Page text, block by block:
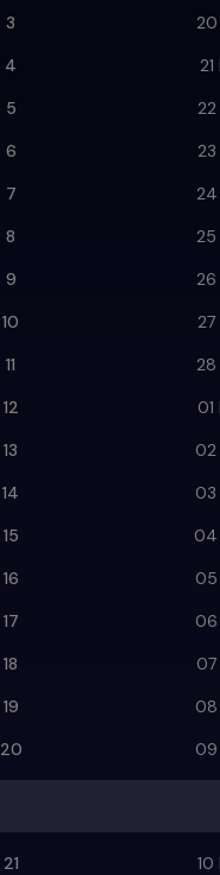
3
20
4
5
22
6
23
7
24
8
25
9
26
10
27
11
28
12
01
13
02
14
03
15
04
16
05
17
06
18
07
19
08
20
09
21 10